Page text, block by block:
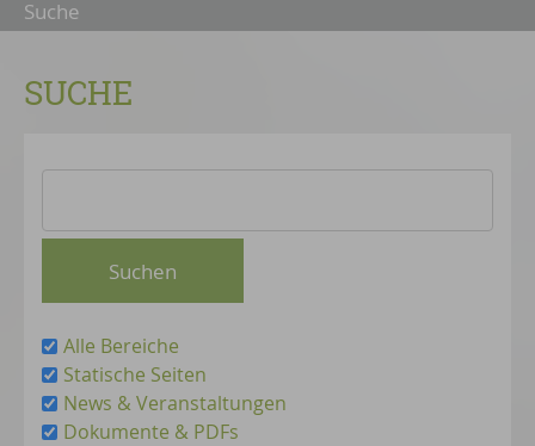
Suche
SUCHE
Alle Bereiche
Statische Seiten
News & Veranstaltungen
Dokumente & PDFs